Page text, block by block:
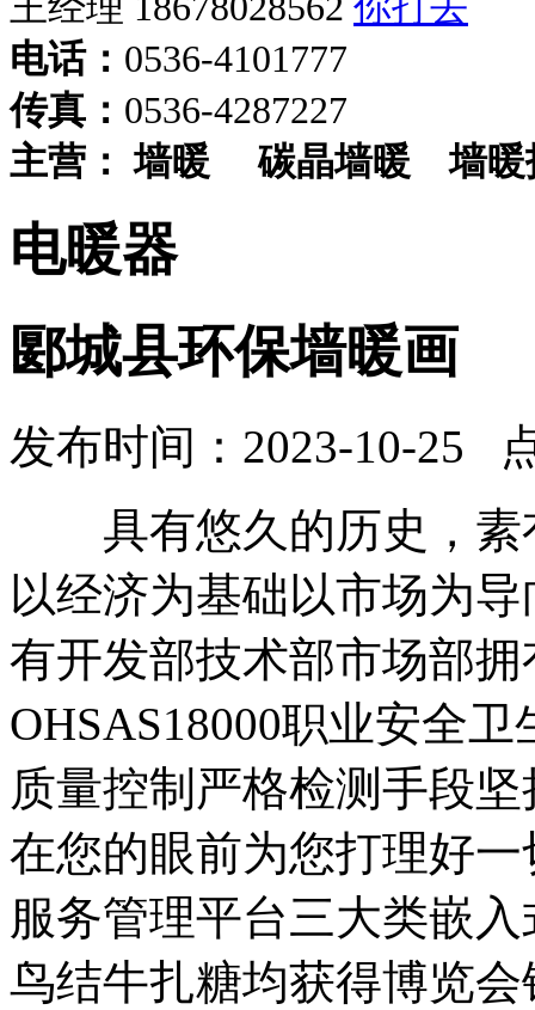
电话： 0536-4101777
传真： 0536-4287227
主营： 墙暖碳晶墙暖墙暖
电暖器
郾城县环保墙暖画
发布时间：2023-10-25
具有悠久的历史，素
以经济为基础以市场为
有开发部技术部市场部
OHSAS18000职业安全
质量控制严格检测手段
在您的眼前为您打理好
服务管理平台三大类嵌
鸟结牛扎糖均获得博览